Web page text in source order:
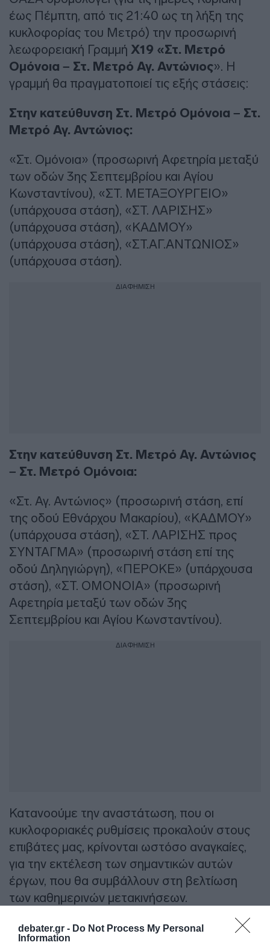
debater.gr - Do Not Process My Personal
Information
έως Πέμπτη, από τις 21:40 ως τη λήξη της
κυκλοφορίας του Μετρό) την προσωρινή
λεωφορειακή Γραμμή Χ19 «Στ. Μετρό
Ομόνοια – Στ. Μετρό Αγ. Αντώνιος». Η
γραμμή θα πραγματοποιεί τις εξής στάσεις:
Στην κατεύθυνση Στ. Μετρό Ομόνοια – Στ.
Μετρό Αγ. Αντώνιος:
«Στ. Ομόνοια» (προσωρινή Αφετηρία μεταξύ
των οδών 3ης Σεπτεμβρίου και Αγίου
Κωνσταντίνου), «ΣΤ. ΜΕΤΑΞΟΥΡΓΕΙΟ»
(υπάρχουσα στάση), «ΣΤ. ΛΑΡΙΣΗΣ»
(υπάρχουσα στάση), «ΚΑΔΜΟΥ»
(υπάρχουσα στάση), «ΣΤ.ΑΓ.ΑΝΤΩΝΙΟΣ»
(υπάρχουσα στάση).
ΔΙΑΦΗΜΙΣΗ
Στην κατεύθυνση Στ. Μετρό Αγ. Αντώνιος
– Στ. Μετρό Ομόνοια:
«Στ. Αγ. Αντώνιος» (προσωρινή στάση, επί
της οδού Εθνάρχου Μακαρίου), «ΚΑΔΜΟΥ»
(υπάρχουσα στάση), «ΣΤ. ΛΑΡΙΣΗΣ προς
ΣΥΝΤΑΓΜΑ» (προσωρινή στάση επί της
οδού Δηληγιώργη), «ΠΕΡΟΚΕ» (υπάρχουσα
στάση), «ΣΤ. ΟΜΟΝΟΙΑ» (προσωρινή
Αφετηρία μεταξύ των οδών 3ης
Σεπτεμβρίου και Αγίου Κωνσταντίνου).
ΔΙΑΦΗΜΙΣΗ
Κατανοούμε την αναστάτωση, που οι
κυκλοφοριακές ρυθμίσεις προκαλούν στους
επιβάτες μας, κρίνονται ωστόσο αναγκαίες,
για την εκτέλεση των σημαντικών αυτών
έργων, που θα συμβάλλουν στη βελτίωση
των καθημερινών μετακινήσεων.
Προσθήκη ως προτεινόμενη